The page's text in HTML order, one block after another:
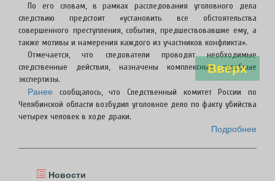
Вверх
По его словам, в рамках расследования уголовного дела
следствию предстоит «установить все обстоятельства
совершенного преступления, события, предшествовавшие ему, а
также мотивы и намерения каждого из участников конфликта».
Отмечается, что следователи проводят необходимые
следственные действия, назначены комплексные судебные
экспертизы.
Ранее сообщалось, что Следственный комитет России по
Челябинской области возбудил уголовное дело по факту убийства
четырех человек в ходе драки.
Подробнее
Новости